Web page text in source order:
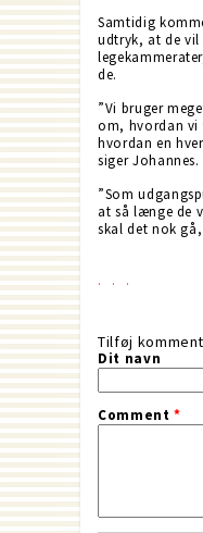
Samtidig
udtryk, at de
de.
”Vi bruger
om, hvordan
hvordan en
siger Johannes.
”Som
at så længe de
skal det nok
Tilføj
Dit navn
Comment*